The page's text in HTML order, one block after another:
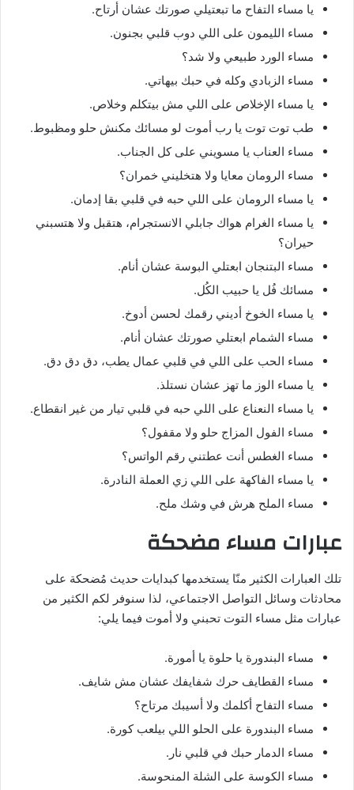
يا مساء التفاح ما تبعتيلي صورتك عشان أرتاح.
مساء الليمون على اللي دوب قلبي بجنون.
مساء الورد طبيعي ولا شد؟
مساء الزبادي وكله في حبك بيهاتي.
يا مساء الإخلاص على اللي مش بيتكلم وخلاص.
طب توت توت يا رب أموت لو مسائك مكنش حلو ومظبوط.
مساء العناب يا مسويني على كل الجناب.
مساء الرومان معايا ولا هتخليني خمران؟
يا مساء الرومان على اللي حبه في قلبي بقا إدمان.
يا مساء الغرام هواك جابلي الانستجرام، هتقبل ولا هتسبني
حيران؟
مساء البتنجان ابعتلي البوسة عشان أنام.
مسائك فُل يا حبيب الكُل.
يا مساء الخوخ أديني رقمك لحسن أدوخ.
مساء الشمام ابعتلي صورتك عشان أنام.
مساء الحب على اللي في قلبي عمال يطب، دق دق دق.
يا مساء الوز ما تهز عشان نستلذ.
يا مساء النعناع على اللي حبه في قلبي تيار من غير انقطاع.
مساء الفول المزاج حلو ولا مقفول؟
مساء الغطس أنت عطتني رقم الواتس؟
يا مساء الفاكهة على اللي زي العملة النادرة.
مساء الملح هرش في وشك ملح.
عبارات مساء مضحكة
تلك العبارات الكثير منّا يستخدمها كبدايات حديث مُضحكة على
محادثات وسائل التواصل الاجتماعي، لذا سنوفر لكم الكثير من
عبارات مثل مساء التوت تحبني ولا أموت فيما يلي:
مساء البندورة يا حلوة يا أمورة.
مساء القطايف حرك شفايفك عشان مش شايف.
مساء التفاح أكلمك ولا أسيبك مرتاح؟
مساء البندورة على الحلو اللي بيلعب كورة.
مساء الدمار حبك في قلبي نار.
مساء الكوسة على الشلة المنحوسة.